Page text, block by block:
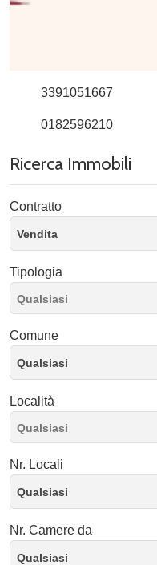
3391051667
0182596210
Ricerca Immobili
Contratto
Vendita
Tipologia
Comune
Qualsiasi
Località
Nr. Locali
Qualsiasi
Nr. Camere da
Qualsiasi